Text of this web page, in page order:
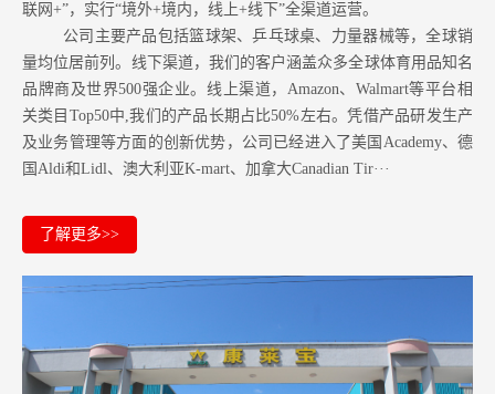
联网+”，实行“境外+境内，线上+线下”全渠道运营。
公司主要产品包括篮球架、乒乓球桌、力量器械等，全球销
量均位居前列。 线下渠道，我们的客户涵盖众多全球体育用品知名
品牌商及世界500强企业。 线上渠道，Amazon、Walmart等平台相
关类目Top50中,我们的产品长期占比50%左右。凭借产品研发生产
及业务管理等方面的创新优势，公司已经进入了美国Academy、德
国Aldi和Lidl、澳大利亚K-mart、加拿大Canadian Tir···
了解更多>>